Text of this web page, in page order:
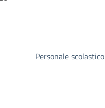
Personale scolastico